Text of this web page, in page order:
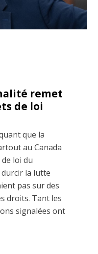
remet
de loi
que la
au Canada
loi du
la lutte
pas sur des
droits. Tant les
signalées ont